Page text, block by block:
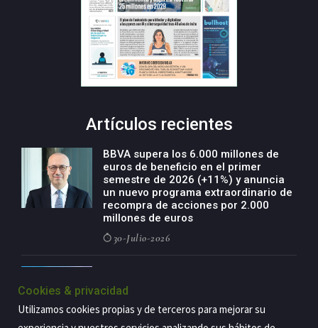
Artículos recientes
BBVA supera los 6.000 millones de
euros de beneficio en el primer
semestre de 2026 (+11%) y anuncia
un nuevo programa extraordinario de
recompra de acciones por 2.000
millones de euros
30-Julio-2026
negocio agro con un modelo global
de especialización presente en siete
países
Cookies & privacidad
Utilizamos cookies propias y de terceros para mejorar su